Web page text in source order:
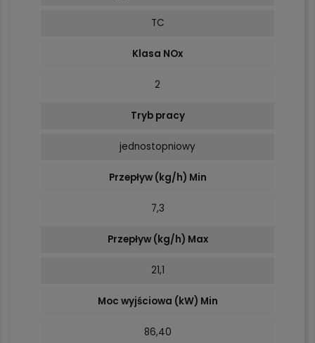
TC
Klasa NOx
2
Tryb pracy
jednostopniowy
Przepływ (kg/h) Min
7,3
Przepływ (kg/h) Max
21,1
Moc wyjściowa (kW) Min
86,40